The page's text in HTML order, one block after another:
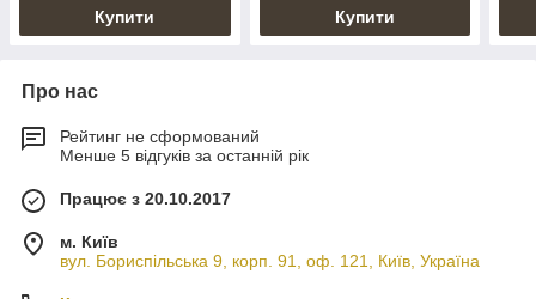
Купити Купити
Про нас
Рейтинг не сформований
Менше 5 відгуків за останній рік
Працює з 20.10.2017
м. Київ
вул. Бориспільська 9, корп. 91, оф. 121, Київ, Україна